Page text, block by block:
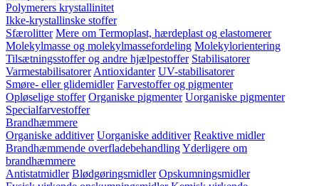
Polymerers krystallinitet
Ikke-krystallinske stoffer
Sfærolitter Mere om Termoplast, hærdeplast og elastomerer
Molekylmasse og molekylmassefordeling Molekylorientering
Tilsætningsstoffer og andre hjælpestoffer Stabilisatorer
Varmestabilisatorer Antioxidanter UV-stabilisatorer
Smøre- eller glidemidler Farvestoffer og pigmenter
Opløselige stoffer Organiske pigmenter Uorganiske pigmenter
Specialfarvestoffer
Brandhæmmere
Organiske additiver Uorganiske additiver Reaktive midler
Brandhæmmende overfladebehandlingYderligere om
brandhæmmere
Antistatmidler Blødgøringsmidler Opskumningsmidler